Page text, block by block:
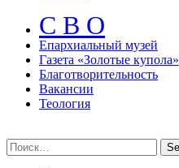
С В О
Епархиальный музeй
Газета «Золотые купола»
Благотворительность
Вакансии
Теология